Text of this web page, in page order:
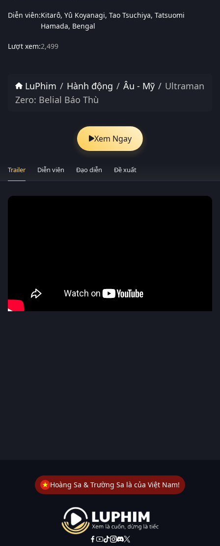
Diễn viên:Kitarô Yû Koyanagi Tao Tsuchiya Tatsuomi
Hamada Bengal
Lượt xem:2,499
LuPhim Hành động Âu - Mỹ
Ultraman
Zero: Belial Báo Thù
Xem Ngay
Trailer Diễn viên Đạo diễn Đề xuất
Hoàng Sa & Trường Sa là của Việt Nam!